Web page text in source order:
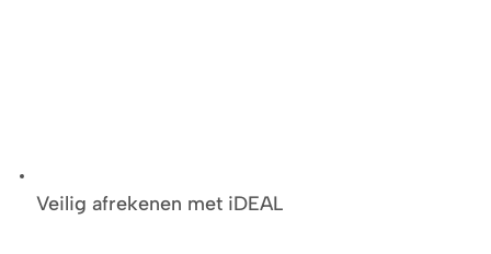
Veilig afrekenen met iDEAL